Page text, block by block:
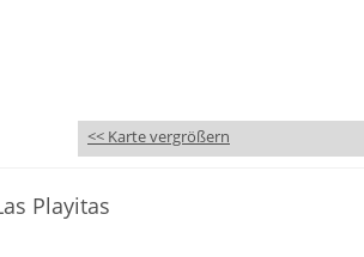
<< Karte vergrößern
Playitas